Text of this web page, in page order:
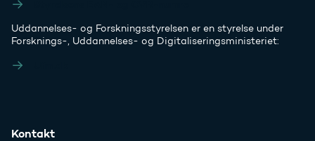
Uddannelses- og Forskningsstyrelsen er en styrelse under
Forsknings-, Uddannelses- og Digitaliseringsministeriet:
Kontakt